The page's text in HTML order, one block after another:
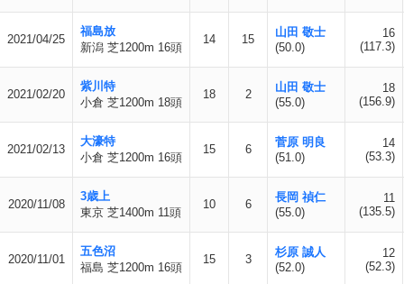
2021/04/25
福島放
新潟 芝1200m 16頭
14 15
山田 敬士
(50.0)
16
(117.3)
2021/02/20
紫川特
小倉 芝1200m 18頭
18 2
山田 敬士
(55.0)
18
(156.9)
2021/02/13
大濠特
小倉 芝1200m 16頭
15 6
菅原 明良
(51.0)
14
(53.3)
2020/11/08
3歳上
東京 芝1400m 11頭
10 6
長岡 禎仁
(55.0)
11
(135.5)
2020/11/01
五色沼
福島 芝1200m 16頭
15 3
杉原 誠人
(52.0)
12
(52.3)